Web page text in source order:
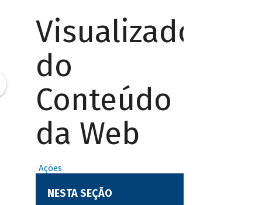
Visualizador
do
Conteúdo
da Web
Ações
NESTA SEÇÃO